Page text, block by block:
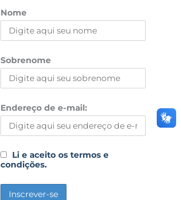
Nome
Sobrenome
Endereço de e-mail:
Li e aceito os termos e
condições.